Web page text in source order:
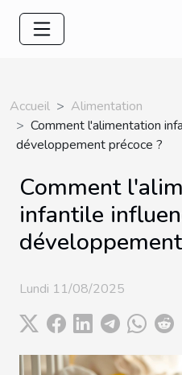
Accueil
Alimentation
Comment l'alimentation
développement précoce ?
Comment
infantile
Lundi 11/08/2025